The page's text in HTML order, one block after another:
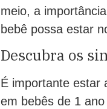
meio, a
bebê possa estar
Descubra os
É importante estar
em bebês de 1